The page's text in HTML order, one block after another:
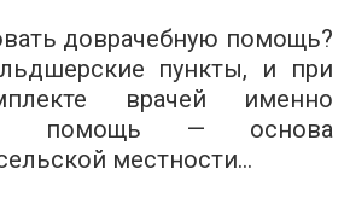
доврачебную помощь?
пункты, и при
врачей именно
помощь — основа
местности…